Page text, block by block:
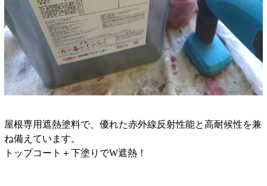
屋根専用遮熱塗料で、優れた赤外線反射性能と高耐候性を兼
ね備えています。
トップコート＋下塗りでW遮熱！